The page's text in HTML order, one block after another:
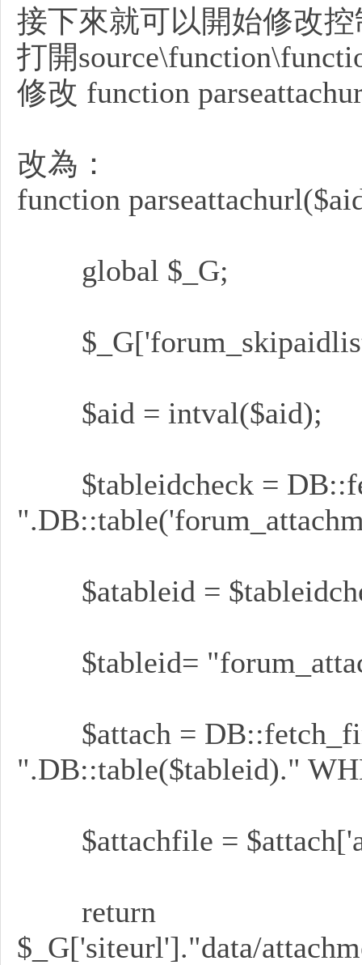
接下來就可以開始修改
打開
修改 function
改為：
function
global $_G;
$aid = intval($aid);
$tableidcheck =
$atableid =
$tableid=
$attach =
".DB::table($tableid)."
$attachfile =
return
$_G['siteurl']."data/